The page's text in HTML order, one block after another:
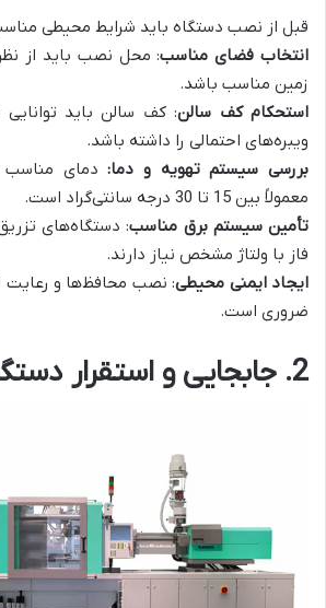
قبل از نصب دستگاه باید شرایط محیطی
انتخاب فضای مناسب: محل نصب باید از
زمین مناسب باشد.
استحکام کف سالن: کف سالن باید
ویبره‌های احتمالی را داشته باشد.
بررسی سیستم تهویه و دما:دمای مناسب
معمولاً بین 15 تا 30 درجه سانتی‌گراد است.
تأمین سیستم برق مناسب: دستگاه‌های
فاز با ولتاژ مشخص نیاز دارند.
ایجاد ایمنی محیطی: نصب محافظ‌ها و رعایت
ضروری است.
2. جابجایی و استقرار دستگاه